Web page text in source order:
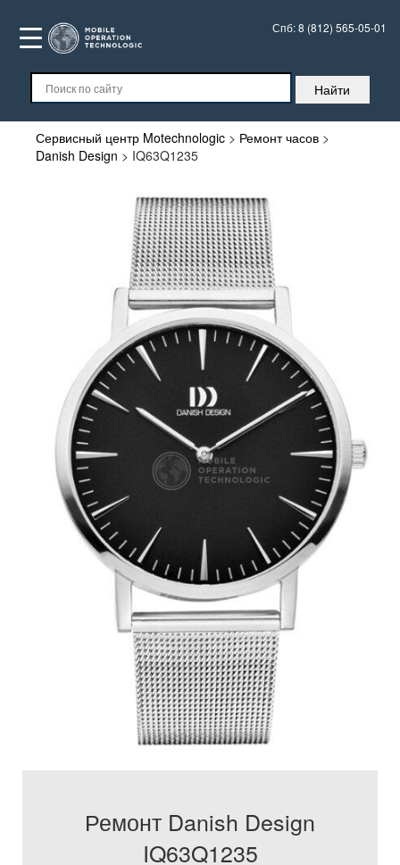
Спб:8 (812) 565-05-01
Сервисный центр Motechnologic > Ремонт часов >
Danish Design > IQ63Q1235
Ремонт Danish Design
IQ63Q1235